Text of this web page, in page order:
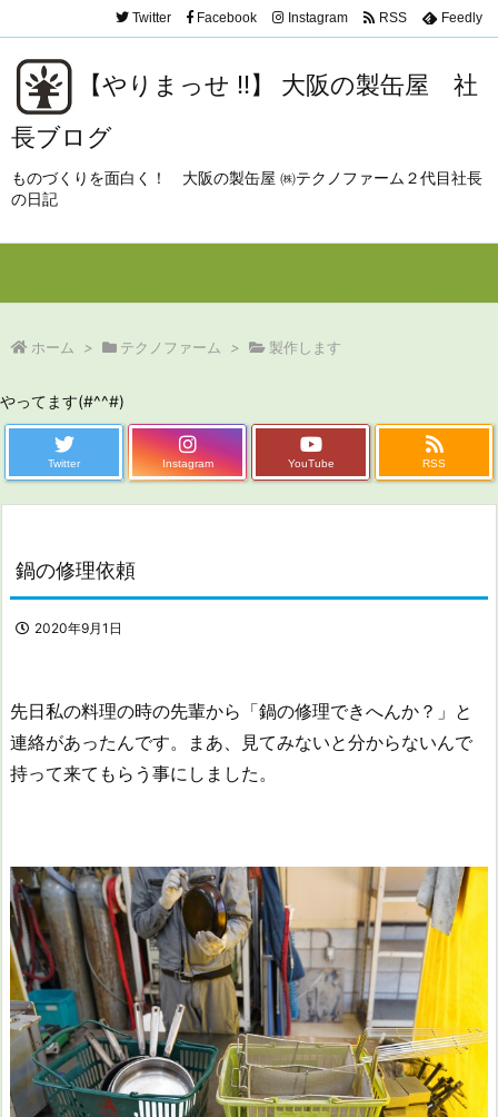
【やりまっせ !!】 大阪の製缶屋 社
長ブログ
ものづくりを面白く！ 大阪の製缶屋 ㈱テクノファーム２代目社長
の日記
Twitter Facebook Instagram RSS Feedly
ホーム > テクノファーム > 製作します
やってます(#^^#)
Twitter Instagram YouTube RSS
鍋の修理依頼
2020年9月1日
先日私の料理の時の先輩から「鍋の修理できへんか？」と
連絡があったんです。まあ、見てみないと分からないんで
持って来てもらう事にしました。